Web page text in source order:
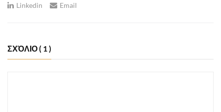
Linkedin
Email
ΣΧΌΛΙΟ( 1 )